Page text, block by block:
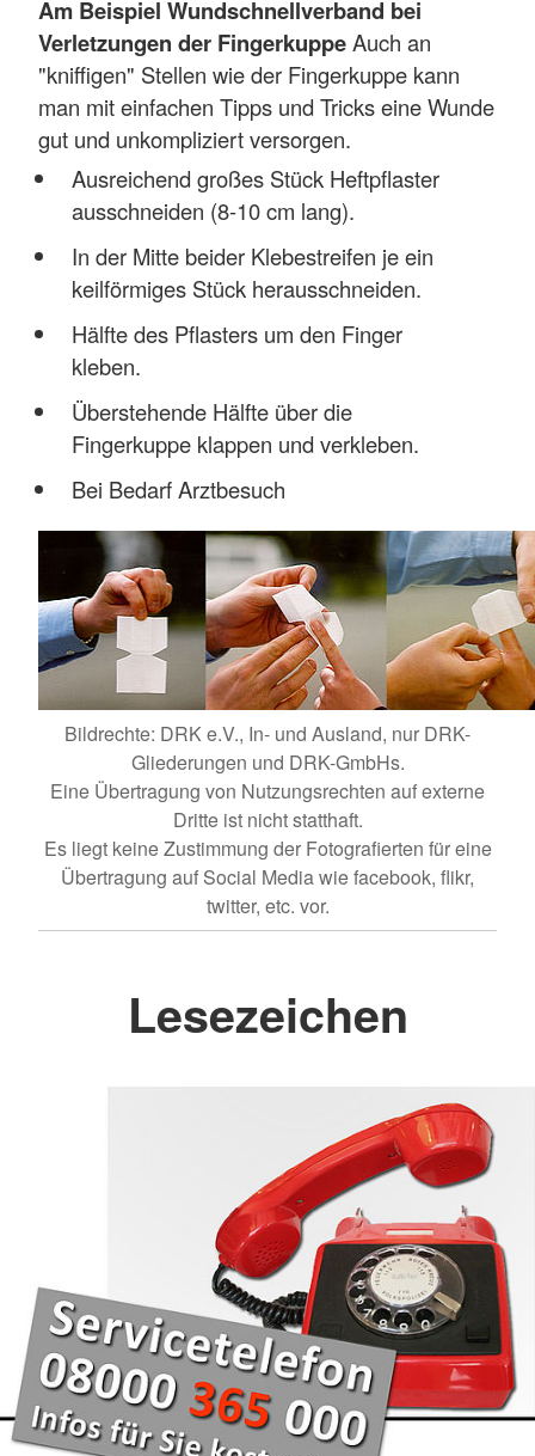
Bildrechte: DRK e.V., In- und Ausland, nur DRK-
Gliederungen und DRK-GmbHs.
Eine Übertragung von Nutzungsrechten auf externe
Dritte ist nicht statthaft.
Es liegt keine Zustimmung der Fotografierten für eine
Übertragung auf Social Media wie facebook, flikr,
twitter, etc. vor.
Am Beispiel Wundschnellverband bei
Verletzungen der FingerkuppeAuch an
"kniffigen" Stellen wie der Fingerkuppe kann
man mit einfachen Tipps und Tricks eine Wunde
gut und unkompliziert versorgen.
Ausreichend großes Stück Heftpflaster
ausschneiden (8-10 cm lang).
In der Mitte beider Klebestreifen je ein
keilförmiges Stück herausschneiden.
Hälfte des Pflasters um den Finger
kleben.
Überstehende Hälfte über die
Fingerkuppe klappen und verkleben.
Bei Bedarf Arztbesuch
Lesezeichen